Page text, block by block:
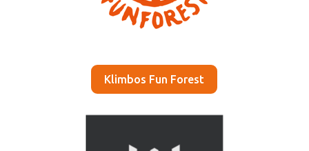
Klimbos Fun Forest